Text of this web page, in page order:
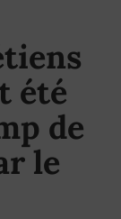
été
de
le